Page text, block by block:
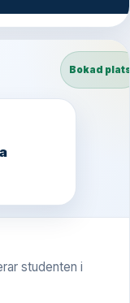
Bokad
studenten i